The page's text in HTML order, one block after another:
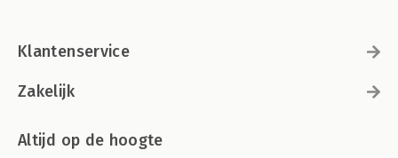
Klantenservice
Zakelijk
Altijd op de hoogte